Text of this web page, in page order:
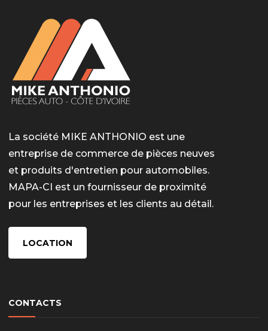
La société MIKE ANTHONIO est une
entreprise de commerce de pièces neuves
et produits d'entretien pour automobiles.
MAPA-CI est un fournisseur de proximité
pour les entreprises et les clients au détail.
LOCATION
CONTACTS